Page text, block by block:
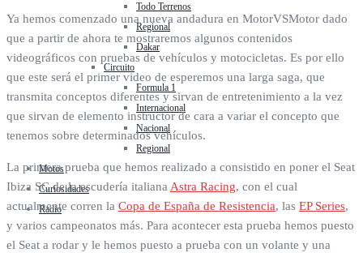
Todo Terrenos
Regional
Dakar
Circuito
Formula 1
Internacional
Nacional
Regional
Motos
Curiosidades
Radio
Ya hemos comenzado una nueva andadura en MotorVSMotor dado
que a partir de ahora te mostraremos algunos contenidos
videográficos con pruebas de vehículos y motocicletas. Es por ello
que este será el primer video de esperemos una larga saga, que
transmita conceptos diferentes y sirvan de entretenimiento a la vez
que sirvan de elemento instructor de cara a variar el concepto que
tenemos sobre determinados vehículos.
La primera prueba que hemos realizado a consistido en poner el Seat
Ibiza SC de la escudería italianaAstra Racing, con el cual
actualmente corren la Copa de España de Resistencia, las EP Series,
y varios campeonatos más. Para acontecer esta prueba hemos puesto
el Seat a rodar y le hemos puesto a prueba con un volante y una